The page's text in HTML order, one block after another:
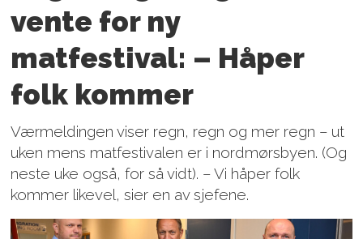
vente for ny
matfestival: – Håper
folk kommer
Værmeldingen viser regn, regn og mer regn – ut
uken mens matfestivalen er i nordmørsbyen. (Og
neste uke også, for så vidt). – Vi håper folk
kommer likevel, sier en av sjefene.